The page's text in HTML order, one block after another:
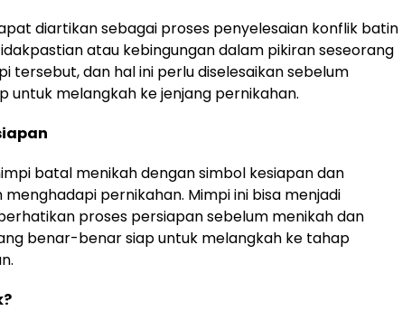
diartikan sebagai proses penyelesaian konflik batin
atau kebingungan dalam pikiran seseorang
tersebut, dan hal ini perlu diselesaikan sebelum
untuk melangkah ke jenjang pernikahan.
batal menikah dengan simbol kesiapan dan
pernikahan. Mimpi ini bisa menjadi
proses persiapan sebelum menikah dan
benar-benar siap untuk melangkah ke tahap